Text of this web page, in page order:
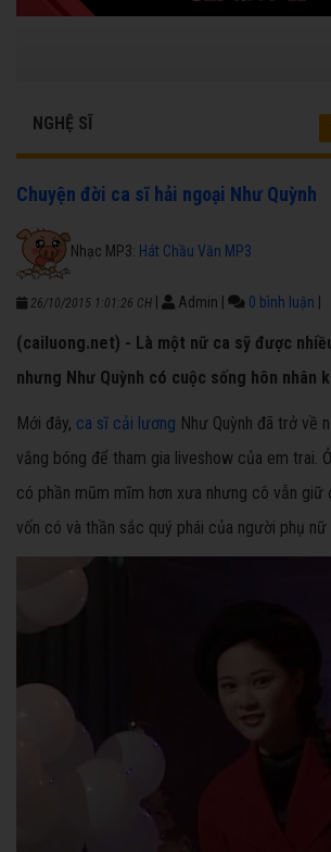
NGHỆ SĨ
Chuyện đời ca sĩ hải ngoại Như Quỳnh
Nhạc MP3: Hát Chầu Văn MP3
26/10/2015 1:01:26 CH Admin 0 bình luận
(cailuong.net) - Là một nữ ca sỹ được
nhưng Như Quỳnh có cuộc sống hôn nhân
Mới đây, ca sĩ cải lương Như Quỳnh đã trở về
vắng bóng để tham gia liveshow của em trai.
có phần mũm mĩm hơn xưa nhưng cô vẫn giữ
vốn có và thần sắc quý phái của người phụ nữ